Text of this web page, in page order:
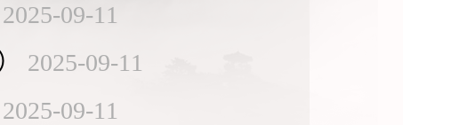
2025-09-11
2025-09-11
2025-09-11